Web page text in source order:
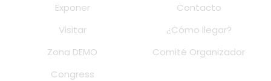
Exponer
Visitar
Zona DEMO
Congress
Contacto
¿Cómo llegar?
Comité Organizador